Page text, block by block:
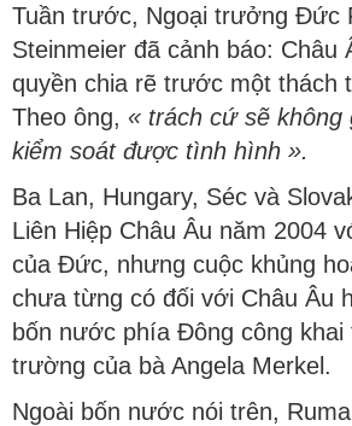
Tuần trước, Ngoại trưởng Đức
Steinmeier đã cảnh báo: Châu
quyền chia rẽ trước một thách
Theo ông, « trách cứ sẽ không
kiểm soát được tình hình ».
Ba Lan, Hungary, Séc và
Liên Hiệp Châu Âu năm 2004
của Đức, nhưng cuộc khủng
chưa từng có đối với Châu Âu
bốn nước phía Đông công khai
trường của bà Angela Merkel.
Ngoài bốn nước nói trên,